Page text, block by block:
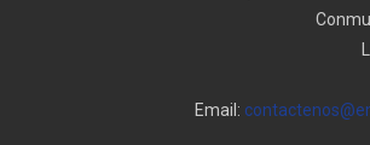
Email: